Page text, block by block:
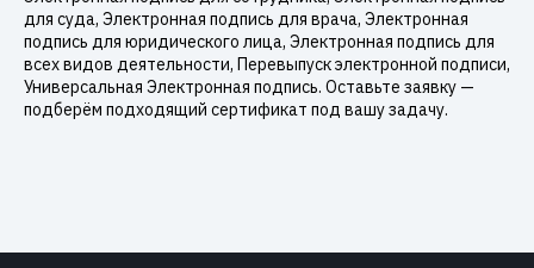
для суда, Электронная подпись для врача, Электронная
подпись для юридического лица, Электронная подпись для
всех видов деятельности, Перевыпуск электронной подписи,
Универсальная Электронная подпись. Оставьте заявку —
подберём подходящий сертификат под вашу задачу.